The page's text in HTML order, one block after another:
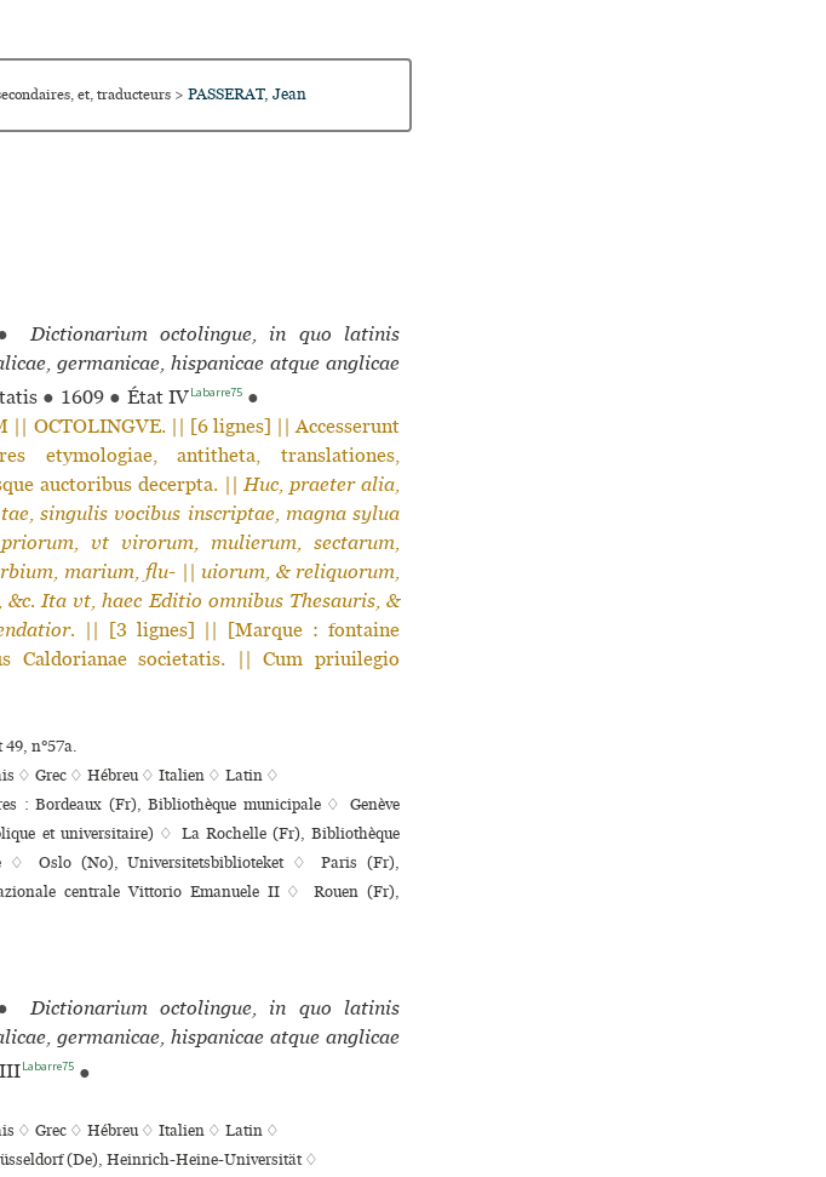
et, traducteurs > PASSERAT, Jean
Dictionarium octolingue, in quo latinis
germanicae, hispanicae atque anglicae
● 1609 ● État IVLabarre75 ●
OCTOLINGVE. || [6 lignes] || Accesserunt
etymologiae, antitheta, translationes,
auctoribus decerpta. ||Huc, praeter alia,
singulis vocibus inscriptae, magna sylua
vt virorum, mulierum, sectarum,
marium, flu-||uiorum, & reliquorum,
Ita vt, haec Editio omnibus Thesauris, &
|| [3 lignes] || [Marque : fontaine
Caldorianae societatis. || Cum priuilegio
n°57a.
♢ Grec ♢ Hébreu ♢ Italien ♢ Latin ♢
: Bordeaux (Fr), Bibliothèque muni­ci­pale ♢ Genève
et uni­ver­si­taire) ♢ La Rochelle (Fr), Bibliothèque
♢ Oslo (No), Universitetsbiblioteket ♢ Paris (Fr),
cen­trale Vittorio Emanuele II ♢ Rouen (Fr),
Dictionarium octolingue, in quo latinis
germanicae, hispanicae atque anglicae
Labarre75 ●
♢ Grec ♢ Hébreu ♢ Italien ♢ Latin ♢
(De), Heinrich-Heine-Universität ♢